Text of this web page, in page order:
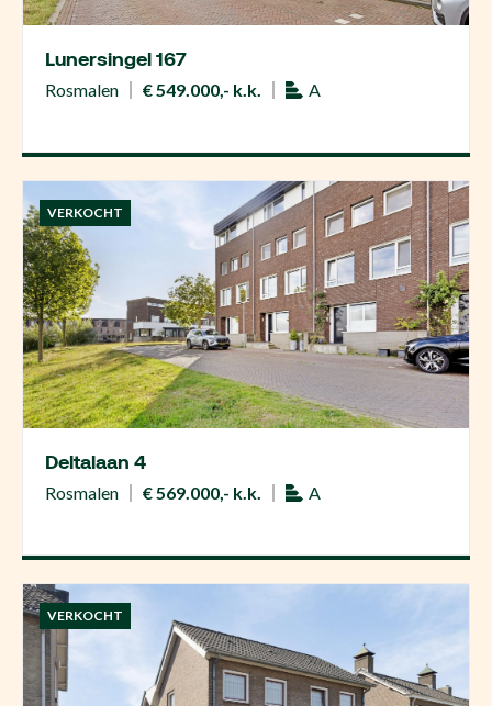
Lunersingel 167
Rosmalen € 549.000,- k.k. A
VERKOCHT
Deltalaan 4
Rosmalen € 569.000,- k.k. A
VERKOCHT